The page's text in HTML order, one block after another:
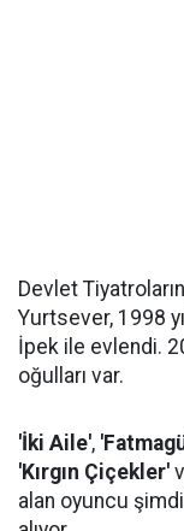
Devlet
Yurtsever, 1998
İpek ile evlendi.
oğulları var.
'İki Aile',
'Kırgın Çiçekler'
alan oyuncu